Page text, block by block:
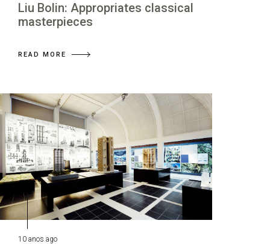
Liu Bolin: Appropriates classical
masterpieces
READ MORE
10 anos ago